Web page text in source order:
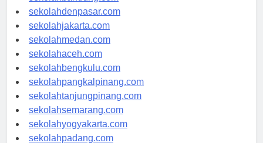
sekolahbandung.com
sekolahdenpasar.com
sekolahjakarta.com
sekolahmedan.com
sekolahaceh.com
sekolahbengkulu.com
sekolahpangkalpinang.com
sekolahtanjungpinang.com
sekolahsemarang.com
sekolahyogyakarta.com